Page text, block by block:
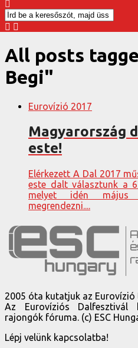
All posts
Begi"
Eurovízió 2017
Magyarország
este!
Elérkezett A Dal 2017
este dalt választunk a
melyet idén május
megrendezni....
2005 óta kutatjuk az
Az Eurovíziós
rajongók fóruma. (c) ESC
Lépj velünk kapcsolatba!